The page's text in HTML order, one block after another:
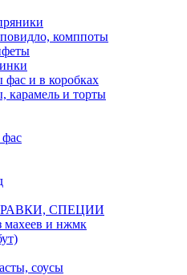
комппоты
и в коробках
карамель и торты
СПЕЦИИ
махеев и нжмк
соусы